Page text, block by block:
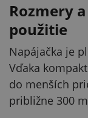
Rozmery
použitie
Napájačka je
Vďaka
do menších
približne 300